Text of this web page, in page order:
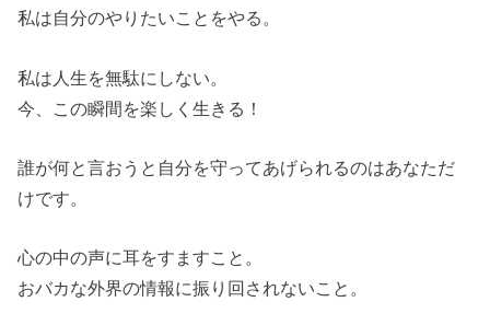
私は自分のやりたいことをやる。
私は人生を無駄にしない。
今、この瞬間を楽しく生きる！
誰が何と言おうと自分を守ってあげられるのはあなただ
けです。
心の中の声に耳をすますこと。
おバカな外界の情報に振り回されないこと。